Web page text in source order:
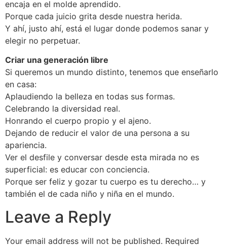
encaja en el molde aprendido.
Porque cada juicio grita desde nuestra herida.
Y ahí, justo ahí, está el lugar donde podemos sanar y
elegir no perpetuar.
Criar una generación libre
Si queremos un mundo distinto, tenemos que enseñarlo
en casa:
Aplaudiendo la belleza en todas sus formas.
Celebrando la diversidad real.
Honrando el cuerpo propio y el ajeno.
Dejando de reducir el valor de una persona a su
apariencia.
Ver el desfile y conversar desde esta mirada no es
superficial: es educar con conciencia.
Porque ser feliz y gozar tu cuerpo es tu derecho… y
también el de cada niño y niña en el mundo.
Leave a Reply
Your email address will not be published. Required